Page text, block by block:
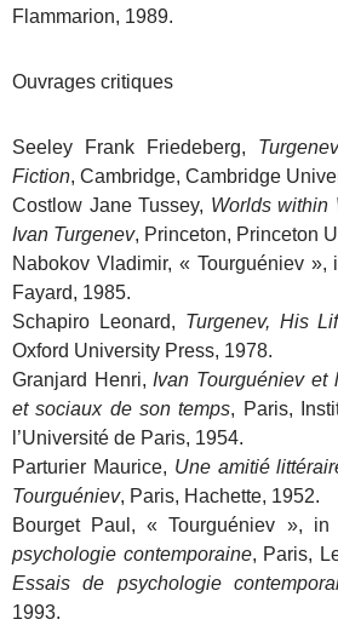
Flammarion, 1989.
Ouvrages critiques
Seeley Frank Friedeberg,
Fiction, Cambridge, Cambridge
Costlow Jane Tussey, Worlds within
Ivan Turgenev, Princeton, Princeton
Nabokov Vladimir, « Tourguéniev
Fayard, 1985.
Schapiro Leonard, Turgenev, His
Oxford University Press, 1978.
Granjard Henri, Ivan Tourguéniev et
et sociaux de son temps, Paris,
l’Université de Paris, 1954.
Parturier Maurice, Une amitié
Tourguéniev, Paris, Hachette, 1952.
Bourget Paul, « Tourguéniev », in
psychologie contemporaine, Paris,
Essais de psychologie
1993.